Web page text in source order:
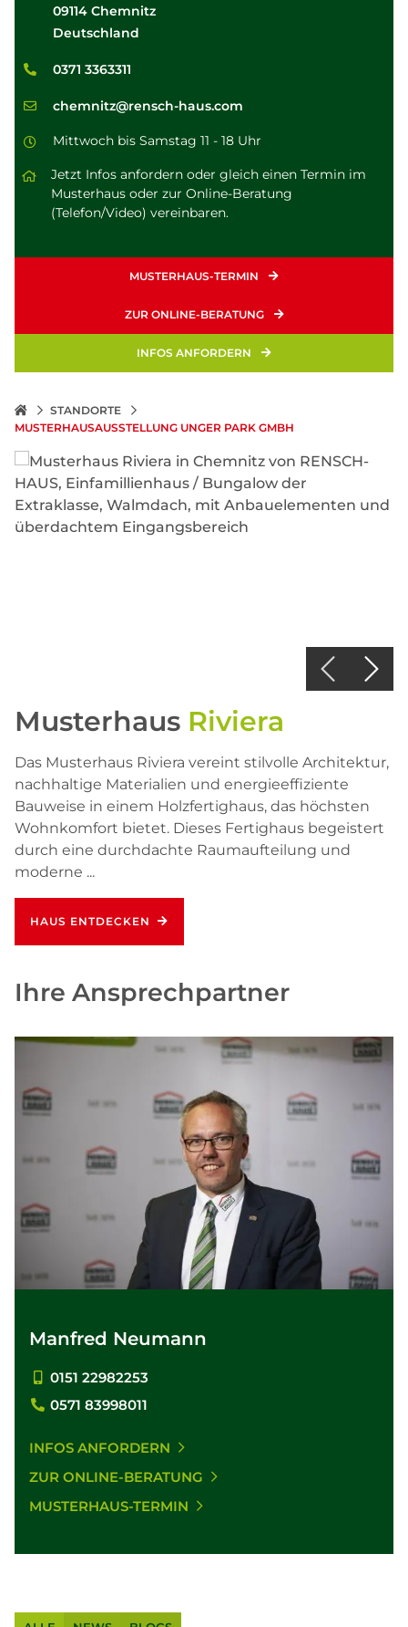
09114 Chemnitz
Deutschland
0371 3363311
chemnitz@rensch-haus.com
Mittwoch bis Samstag 11 - 18 Uhr
Jetzt Infos anfordern oder gleich einen Termin im
Musterhaus oder zur Online-Beratung
(Telefon/Video) vereinbaren.
MUSTERHAUS-TERMIN
ZUR ONLINE-BERATUNG
INFOS ANFORDERN
STANDORTE
MUSTERHAUSAUSSTELLUNG UNGER PARK GMBH
Musterhaus Riviera
Das Musterhaus Riviera vereint stilvolle Architektur,
nachhaltige Materialien und energieeffiziente
Bauweise in einem Holzfertighaus, das höchsten
Wohnkomfort bietet. Dieses Fertighaus begeistert
durch eine durchdachte Raumaufteilung und
moderne ...
HAUS ENTDECKEN
Ihre Ansprechpartner
Manfred Neumann
0151 22982253
0571 83998011
INFOS ANFORDERN
ZUR ONLINE-BERATUNG
MUSTERHAUS-TERMIN